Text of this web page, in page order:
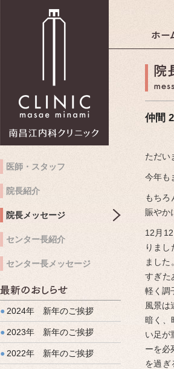
医師・スタッフ
院長紹介
院長メッセージ
センター長紹介
センター長メッセージ
最新のおしら
●2024年 新年のご挨拶
● 2023年 新年のご挨拶
● 2022年 新年のご挨拶
仲間
ただい
今年も
もちろ
賑やか
12月
りま
まし
すぎた
軽く調
風景は
暗く、
い足が
ーを必
を過ぎ